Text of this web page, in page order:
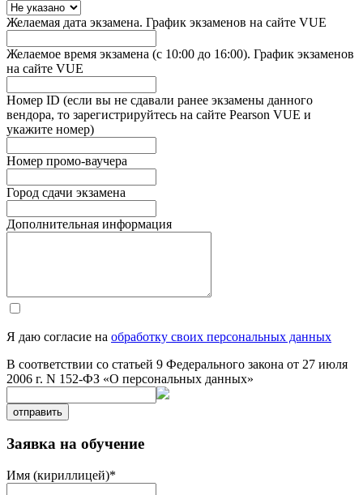
Желаемая дата экзамена. График экзаменов на сайте VUE
Желаемое время экзамена (с 10:00 до 16:00). График экзаменов
на сайте VUE
Номер ID (если вы не сдавали ранее экзамены данного
вендора, то зарегистрируйтесь на сайте Pearson VUE и
укажите номер)
Номер промо-ваучера
Город сдачи экзамена
Дополнительная информация
Я даю согласие на обработку своих персональных данных
В соответствии со статьей 9 Федерального закона от 27 июля
2006 г. N 152-ФЗ «О персональных данных»
отправить
Заявка на обучение
Имя (кириллицей)*